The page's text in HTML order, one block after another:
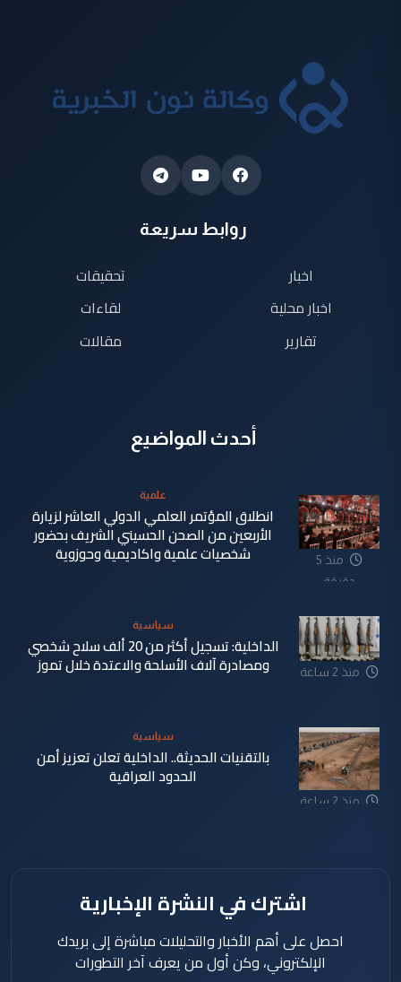
روابط سريعة
اخبار
اخبار محلية
تقارير
تحقيقات
لقاءات
مقالات
أحدث المواضيع
منذ 5
دقيقة
علمية
انطلاق المؤتمر العلمي الدولي العاشر لزيارة
الأربعين من الصحن الحسيني الشريف بحضور
شخصيات علمية واكاديمية وحوزوية
منذ 2 ساعة
سياسية
الداخلية: تسجيل أكثر من 20 ألف سلاح شخصي
ومصادرة آلاف الأسلحة والاعتدة خلال تموز
منذ 2 ساعة
سياسية
بالتقنيات الحديثة.. الداخلية تعلن تعزيز أمن
الحدود العراقية
اشترك في النشرة الإخبارية
احصل على أهم الأخبار والتحليلات مباشرة إلى بريدك
الإلكتروني، وكن أول من يعرف آخر التطورات